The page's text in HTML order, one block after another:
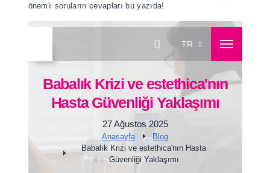
önemli soruların cevapları bu yazıda!
Ağız ve Diş Sağlığı Kliniği
Diş Kaplama
Gülüş Estetiği Nedir? Gülüş Tasarımı Nasıl Yapılır? -
Aralıklı Dişlerin Tedavisi (Diastema)
Diş Estetiği
facebookinstagramtwitter youtube
TR
Babalık Krizi ve estethica'nın
Hasta Güvenliği Yaklaşımı
27 Ağustos 2025
Anasayfa
Blog
Babalık Krizi ve estethica'nın Hasta
Güvenliği Yaklaşımı